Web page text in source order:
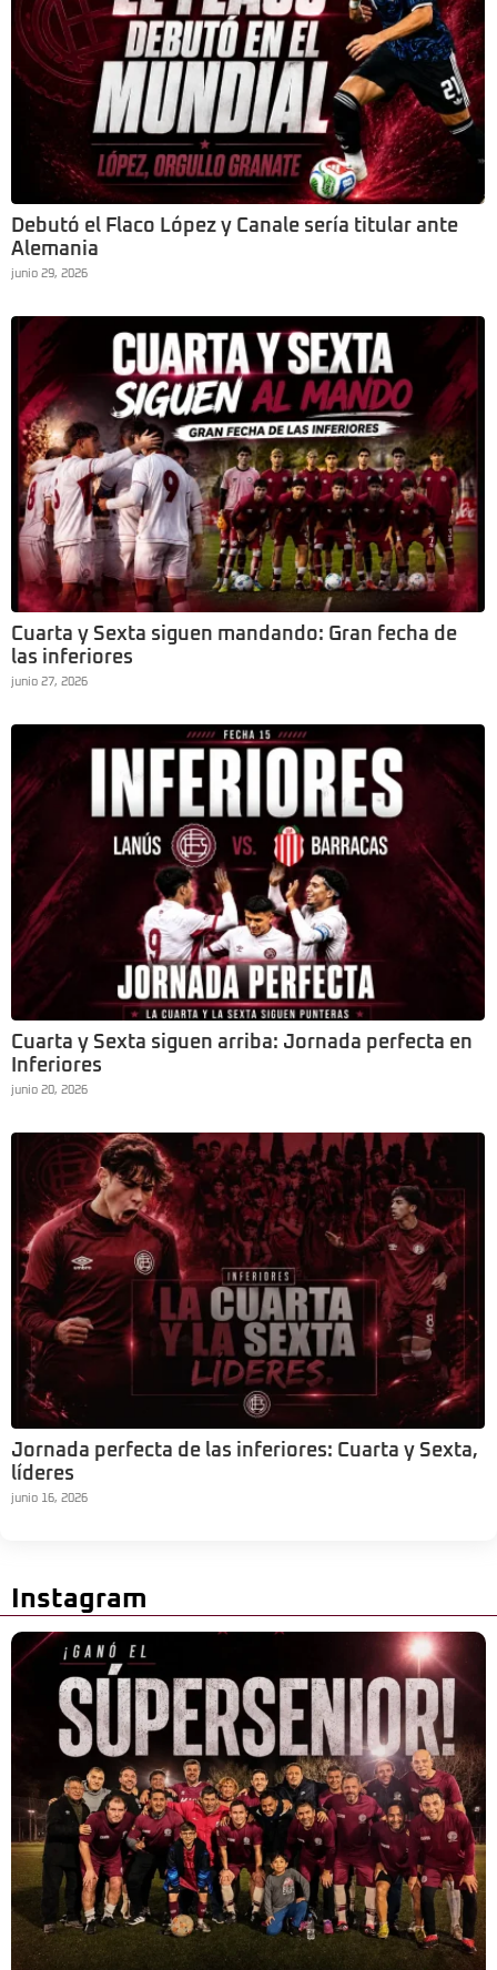
Debutó el Flaco López y Canale sería titular ante
Alemania
junio 29, 2026
Cuarta y Sexta siguen mandando: Gran fecha de
las inferiores
junio 27, 2026
Cuarta y Sexta siguen arriba: Jornada perfecta en
Inferiores
junio 20, 2026
Jornada perfecta de las inferiores: Cuarta y Sexta,
líderes
junio 16, 2026
Instagram